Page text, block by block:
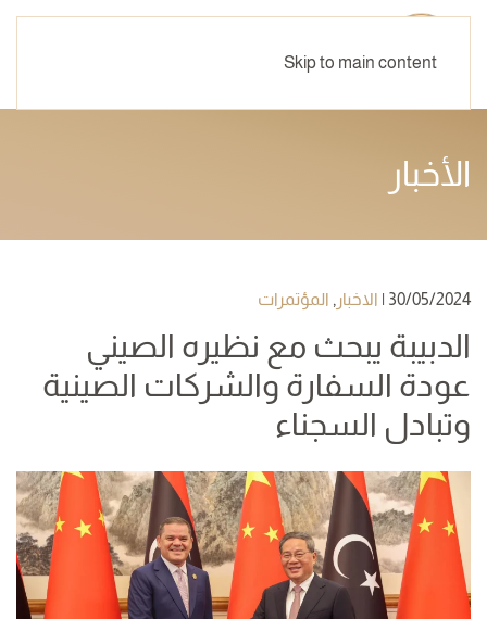
Skip to main content
الأخبار
30/05/2024
| الاخبار , المؤتمرات
الدبيبة يبحث مع نظيره الصيني
عودة السفارة والشركات الصينية
وتبادل السجناء